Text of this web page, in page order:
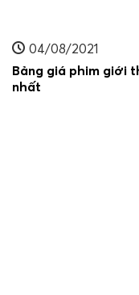
04/08/2021
Bảng giá phim giới
nhất